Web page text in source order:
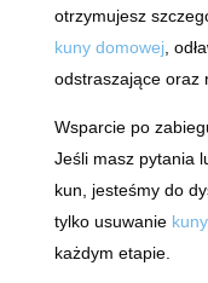
otrzymujesz
kuny domowej,
odstraszające oraz
Wsparcie po
Jeśli masz pytania
kun, jesteśmy do
tylko usuwanie
każdym etapie.